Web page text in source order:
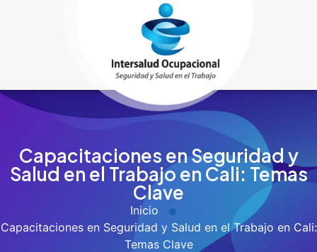
Capacitaciones en Seguridad y
Salud en el Trabajo en Cali: Temas
Clave
Inicio
Capacitaciones en Seguridad y Salud en el Trabajo en Cali:
Temas Clave